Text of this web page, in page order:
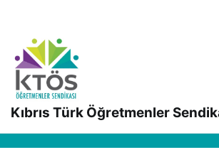
Kıbrıs Türk Öğretmenler